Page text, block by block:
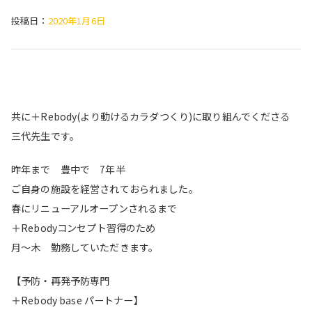
投稿日： 2020年1月6日
共に＋Rebody(より動けるカラダつくり)に取り組んでくださる
三代先生です。
昨年まで 豊中で 7年半
ご自身の施設を経営されておられました。
春にリニューアルオープンされるまで
＋Rebodyコンセプト習得のため
月〜木 勤務していただきます。
【予防・再発予防専門
＋Rebody base パートナー】